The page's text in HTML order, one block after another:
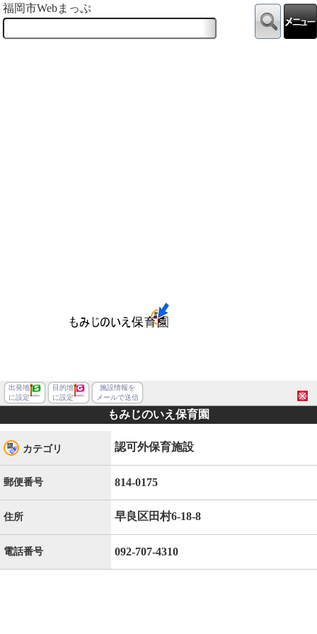
福岡市Webまっぷ
出発地
に設定
目的地
に設定
施設情報を
メールで送信
もみじのいえ保育園
カテゴリ 認可外保育施設
郵便番号 814-0175
住所 早良区田村6-18-8
電話番号 092-707-4310